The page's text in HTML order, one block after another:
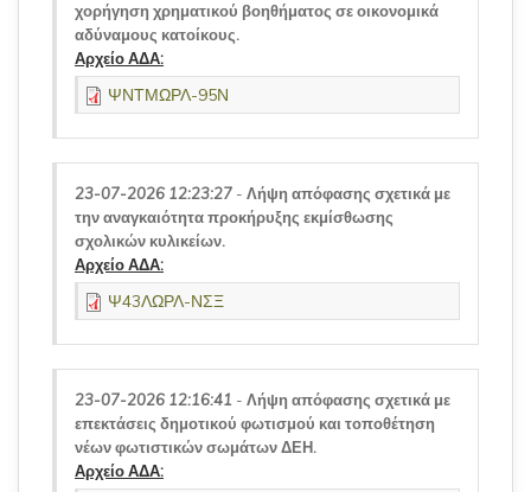
χορήγηση χρηματικού βοηθήματος σε οικονομικά
αδύναμους κατοίκους.
Αρχείο ΑΔΑ:
ΨΝΤΜΩΡΛ-95Ν
23-07-2026 12:23:27 - Λήψη απόφασης σχετικά με
την αναγκαιότητα προκήρυξης εκμίσθωσης
σχολικών κυλικείων.
Αρχείο ΑΔΑ:
Ψ43ΛΩΡΛ-ΝΣΞ
23-07-2026 12:16:41 - Λήψη απόφασης σχετικά με
επεκτάσεις δημοτικού φωτισμού και τοποθέτηση
νέων φωτιστικών σωμάτων ΔΕΗ.
Αρχείο ΑΔΑ: